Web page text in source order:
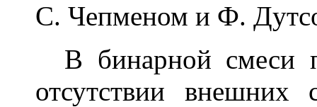
С. Чепменом и Ф.
В бинарной смеси
отсутствии